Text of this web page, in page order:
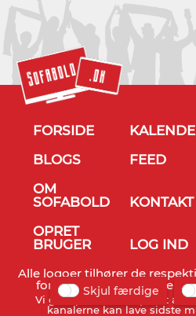
FORSIDE
BLOGS
FEED
OM
SOFABOLD
KONTAKT
OPRET
BRUGER
LOG IND
Alle logoer tilhører de
forbund og TV stationer -
Vi gør opmærksom på, at alt
kanalerne kan lave sidste
Skjul færdige